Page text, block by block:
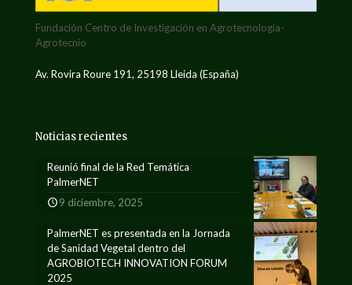
Fundación Centro de Investigación en Agrotecnología-
Agrotecnio
Av. Rovira Roure 191, 25198 Lleida (España)
Noticias recientes
Reunió final de la Red Temática
PalmerNET
9 diciembre, 2025
PalmerNET es presentada en la Jornada
de Sanidad Vegetal dentro del
AGROBIOTECH INNOVATION FORUM
2025